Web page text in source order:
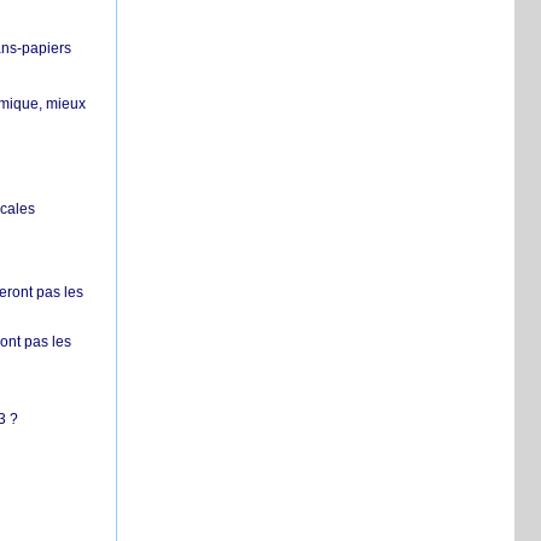
papiers
mieux
pas les
pas les
?